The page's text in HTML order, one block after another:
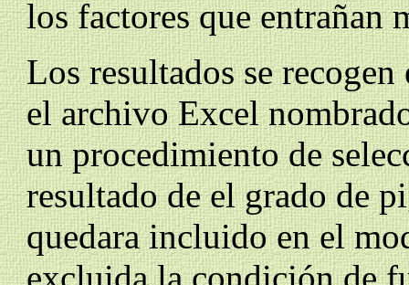
los factores que entrañan
Los resultados se
el archivo Excel
un procedimiento de
resultado deel grado de
quedara incluido en el